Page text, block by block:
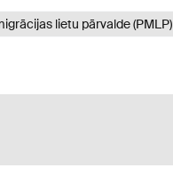
lietu pārvalde (PMLP)